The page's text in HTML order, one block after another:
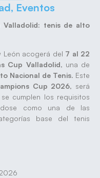
, Eventos
tenis de alto
León acogerá del 7 al 22
Cup Valladolid, una de
Nacional de Tenis. Este
Cup 2026, será
cumplen los requisitos
como una de las
base del tenis